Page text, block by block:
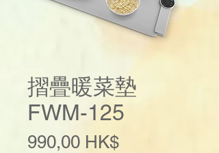
摺疊暖菜墊
FWM-125
990,00 HK$Preis